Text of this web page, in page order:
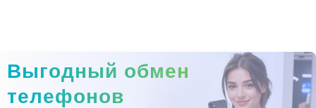
Выгодный обмен
телефонов